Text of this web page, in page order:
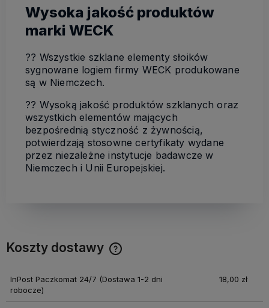
Wysoka jakość produktów
marki WECK
?? Wszystkie szklane elementy słoików
sygnowane logiem firmy WECK produkowane
są w Niemczech.
?? Wysoką jakość produktów szklanych oraz
wszystkich elementów mających
bezpośrednią styczność z żywnością,
potwierdzają stosowne certyfikaty wydane
przez niezależne instytucje badawcze w
Niemczech i Unii Europejskiej.
Koszty dostawy
InPost Paczkomat 24/7 (Dostawa 1-2 dni
robocze)
18,00 zł